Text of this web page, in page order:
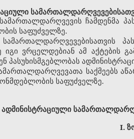
სამართალდარღვევის ჩამდენმა
საფუძველზე.
სამართალდარღვევებისათვის
იგი ვრცელდებიან ამ აქტების
პასუხისმგებლობას
საქმეებს
საფუძველზე.
ადმინისტრაციული
I.